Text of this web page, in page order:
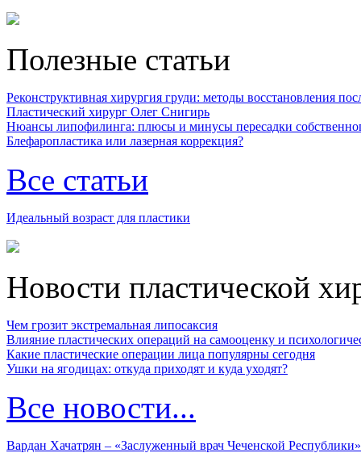
Полезные статьи
Реконструктивная хирургия груди: методы восстановления
Пластический хирург Олег Снигирь
Нюансы липофилинга: плюсы и минусы пересадки
Блефаропластика или лазерная коррекция?
Все статьи
Идеальный возраст для пластики
Новости пластической
Чем грозит экстремальная липосаксия
Влияние пластических операций на самооценку и
Какие пластические операции лица популярны сегодня
Ушки на ягодицах: откуда приходят и куда уходят?
Все новости...
Вардан Хачатрян – «Заслуженный врач Чеченской Республики»